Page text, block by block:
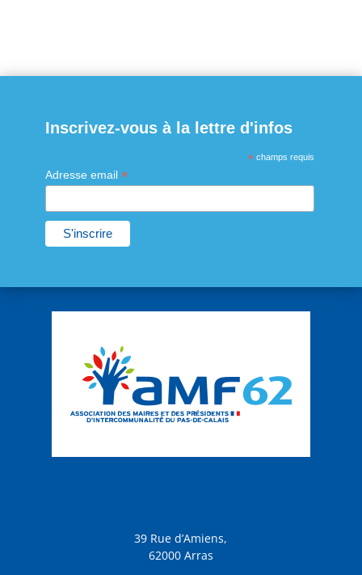
Inscrivez-vous à la lettre d'infos
* champs requis
Adresse email *
39 Rue d’Amiens,
62000 Arras